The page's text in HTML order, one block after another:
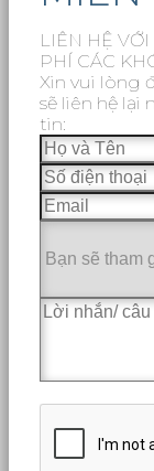
LIÊN HỆ
PHÍ CÁC
Xin vui lòng
sẽ liên hệ lại
tin: